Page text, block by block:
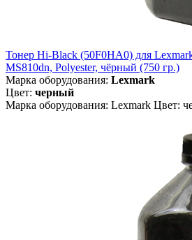
Тонер Hi-Black (50F0HA0) для
MS810dn, Polyester, чёрный (750 гр.)
Марка оборудования: Lexmark
Цвет: черный
Марка оборудования: Lexmark Цвет: